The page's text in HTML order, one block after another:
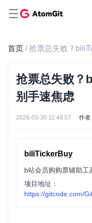
首页 / 抢票总失败？
抢票总失败
别手速焦虑
2026-03-30 11:48:57 作者
biliTickerBuy
b站会员购购票辅助工
项目地址：
https://gitcode.com/